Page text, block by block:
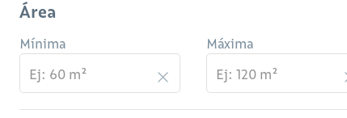
Área
Mínima Máxima